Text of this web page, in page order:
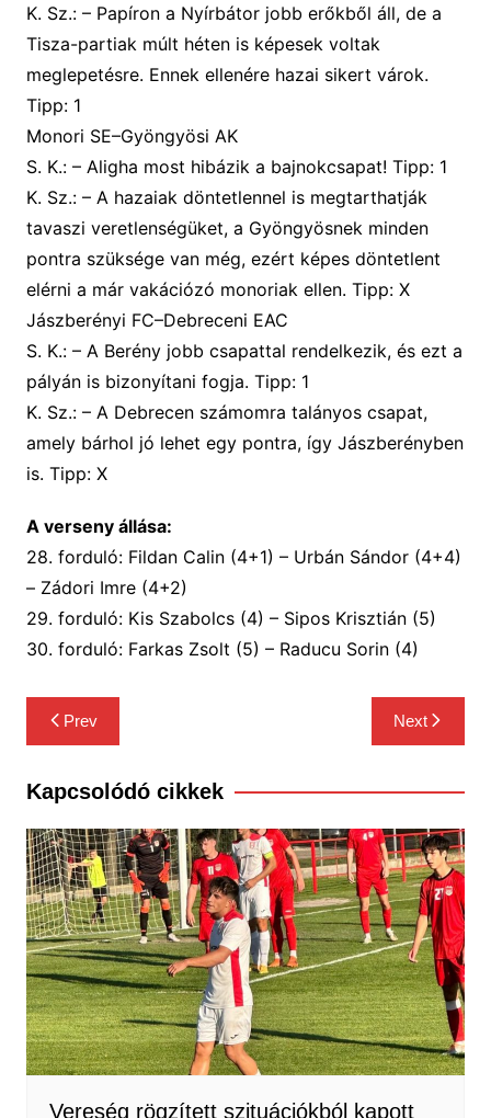
K. Sz.: – Papíron a Nyírbátor jobb erőkből áll, de a
Tisza-partiak múlt héten is képesek voltak
meglepetésre. Ennek ellenére hazai sikert várok.
Tipp: 1
Monori SE–Gyöngyösi AK
S. K.: – Aligha most hibázik a bajnokcsapat! Tipp: 1
K. Sz.: – A hazaiak döntetlennel is megtarthatják
tavaszi veretlenségüket, a Gyöngyösnek minden
pontra szüksége van még, ezért képes döntetlent
elérni a már vakációzó monoriak ellen. Tipp: X
Jászberényi FC–Debreceni EAC
S. K.: – A Berény jobb csapattal rendelkezik, és ezt a
pályán is bizonyítani fogja. Tipp: 1
K. Sz.: – A Debrecen számomra talányos csapat,
amely bárhol jó lehet egy pontra, így Jászberényben
is. Tipp: X
A verseny állása:
28. forduló: Fildan Calin (4+1) – Urbán Sándor (4+4)
– Zádori Imre (4+2)
29. forduló: Kis Szabolcs (4) – Sipos Krisztián (5)
30. forduló: Farkas Zsolt (5) – Raducu Sorin (4)
Bejegyzés
navigáció
Prev Next
Kapcsolódó cikkek
Vereség rögzített szituációkból kapott